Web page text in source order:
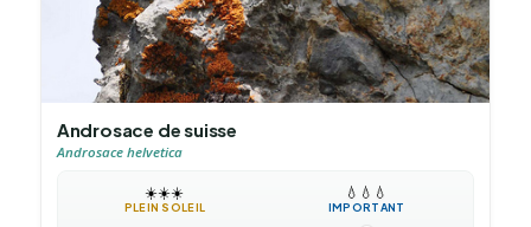
Androsace de suisse
Androsace helvetica
☀️☀️☀️
PLEIN SOLEIL
💧 💧 💧
IMPORTANT